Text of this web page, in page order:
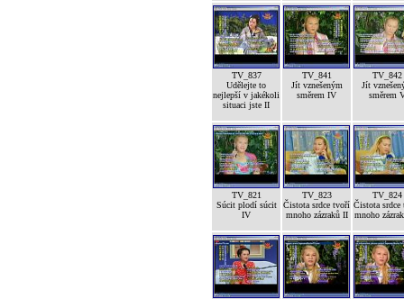
TV_837
Udělejte to
nejlepší v jakékoli
situaci jste II
TV_841
Jít vznešeným
směrem IV
TV_842
Jít
směrem
TV_821
Súcit plodí súcit
IV
TV_823
Čistota srdce tvoří
mnoho zázraků II
TV_824
Čistota srdce
mnoho